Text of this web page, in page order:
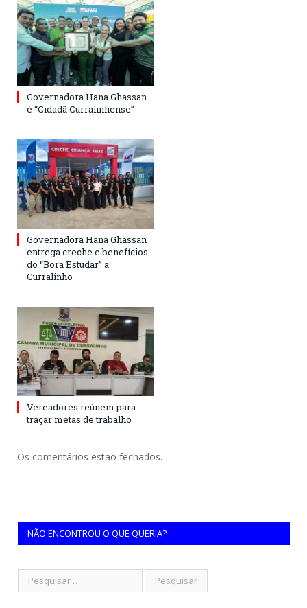
Governadora Hana Ghassan
é “Cidadã Curralinhense”
Governadora Hana Ghassan
entrega creche e benefícios
do “Bora Estudar” a
Curralinho
Vereadores reúnem para
traçar metas de trabalho
Os comentários estão fechados.
NÃO ENCONTROU O QUE QUERIA?